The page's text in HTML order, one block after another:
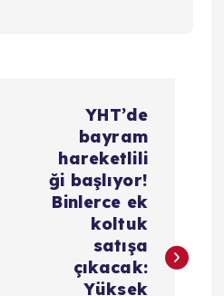
YHT’de
bayram
hareketlili
ği başlıyor!
Binlerce ek
koltuk
satışa
çıkacak:
Yüksek